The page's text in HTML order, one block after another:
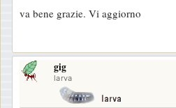
s
a
g
va bene grazie. Vi aggiorno
gig
larva